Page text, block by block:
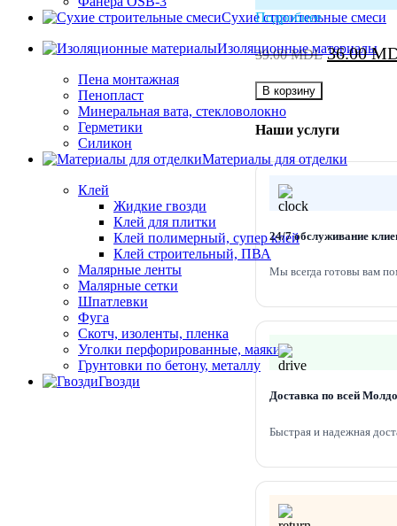
Сухие строительные смеси
Изоляционные материалы
Пена монтажная
Пенопласт
Минеральная вата, стекловолокно
Герметики
Силикон
Материалы для отделки
Клей
Жидкие гвозди
Клей для плитки
Клей полимерный, супер клей
Клей строительный, ПВА
Малярные ленты
Малярные сетки
Шпатлевки
Фуга
Скотч, изоленты, пленка
Уголки перфорированные, маяки
Грунтовки по бетону, металлу
Гвозди
Подробнее
39.00MDL 36.00
В корзину
Наши услуги
24/7 обслуживание
Мы всегда готовы вам
Доставка по всей
Быстрая и надежная